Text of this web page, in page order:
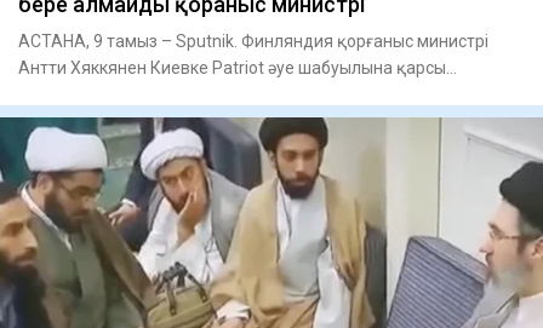
АСТАНА, 9 тамыз – Sputnik. Финляндия қорғаныс министрі
Антти Хяккянен Киевке Patriot әуе шабуылына қарсы